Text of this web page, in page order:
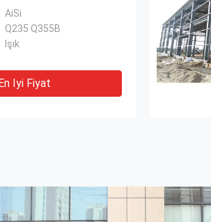
AiSi
Q235 Q355B
Işık
En Iyi Fiyat